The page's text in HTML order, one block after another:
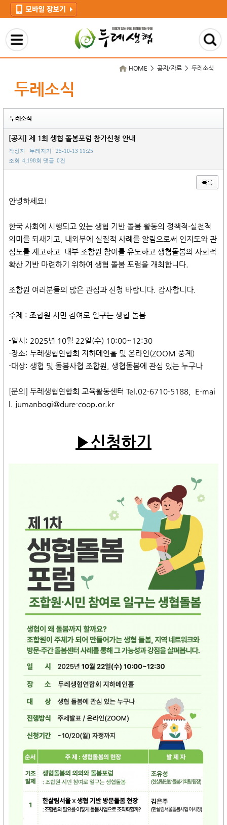
두레소식
HOME > 공지/자료 > 두레소식
두레소식
[공지] 제 1회 생협 돌봄포럼 참가신청 안내
작성자 두레지기
25-10-13 11:25
조회 4,198회 댓글 0건
목록
본문
안녕하세요!
한국 사회에 시행되고 있는 생협 기반 돌봄 활동의 정책적·실천적
의미를 되새기고, 내외부에 실질적 사례를 알림으로써 인지도와 관
심도를 제고하고 내부 조합원 참여를 유도하고 생협돌봄의 사회적
확산 기반 마련하기 위하여 생협 돌봄 포럼을 개최합니다.
조합원 여러분들의 많은 관심과 신청 바랍니다. 감사합니다.
주제 : 조합원 시민 참여로 일구는 생협 돌봄
-일시: 2025년 10월 22일(수) 10:00~12:30
-장소: 두레생협연합회 지하메인홀 및 온라인(ZOOM 중계)
-대상: 생협 및 돌봄사협 조합원, 생협돌봄에 관심 있는 누구나
[문의] 두레생협연합회 교육활동센터 Tel.02-6710-5188, E-mai
l. jumanbogi@dure-coop.or.kr​
▶신청하기